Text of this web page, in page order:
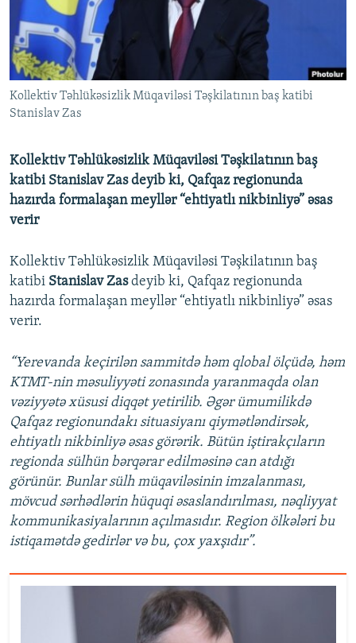
İNFOQRAFIKA
KARIKATURA
AZƏRBAYCAN ƏDƏBIYYATI KITABXANASI
İSLAM VƏ DEMOKRATIYA
İZ - MƏDƏNIYYƏT PROQRAMI
MISSIYAMIZ
PEŞƏ ETIKASI VƏ JURNALISTIKA STANDARTLARIMIZ
MATERIALLARIMIZDAN ISTIFADƏ
AZADLIQRADIOSU MOBIL TELEFONUNUZDA
XƏBƏR BÜLLETENLƏRIMIZ
BIZI IZLƏ
RFE/RL-in bütün saytları
Kollektiv Təhlükəsizlik Müqaviləsi Təşkilatının baş katibi
Stanislav Zas
Kollektiv Təhlükəsizlik Müqaviləsi Təşkilatının baş
katibi Stanislav Zas deyib ki, Qafqaz regionunda
hazırda formalaşan meyllər “ehtiyatlı nikbinliyə” əsas
verir
Kollektiv Təhlükəsizlik Müqaviləsi Təşkilatının baş
katibi Stanislav Zasdeyib ki, Qafqaz regionunda
hazırda formalaşan meyllər “ehtiyatlı nikbinliyə” əsas
verir.
“Yerevanda keçirilən sammitdə həm qlobal ölçüdə, həm
KTMT-nin məsuliyyəti zonasında yaranmaqda olan
vəziyyətə xüsusi diqqət yetirilib. Əgər ümumilikdə
Qafqaz regionundakı situasiyanı qiymətləndirsək,
ehtiyatlı nikbinliyə əsas görərik. Bütün iştirakçıların
regionda sülhün bərqərar edilməsinə can atdığı
görünür. Bunlar sülh müqaviləsinin imzalanması,
mövcud sərhədlərin hüquqi əsaslandırılması, nəqliyyat
kommunikasiyalarının açılmasıdır. Region ölkələri bu
istiqamətdə gedirlər və bu, çox yaxşıdır”.